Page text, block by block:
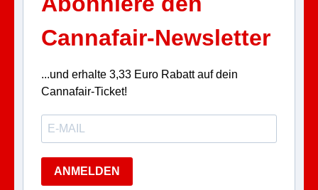
Cannafair-Newsletter
...und erhalte 3,33 Euro Rabatt auf dein
Cannafair-Ticket!
ANMELDEN